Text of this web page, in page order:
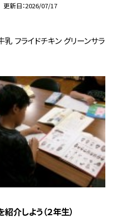
更新日 2026/07/17
フライドチキン グリーンサラ
しよう（２年生）